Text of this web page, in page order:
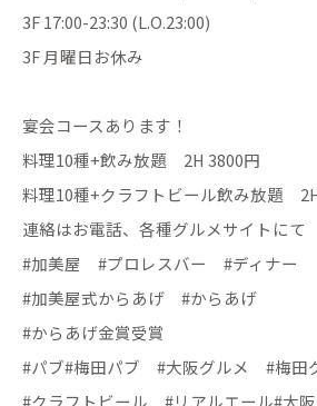
3F 17:00-23:30 (L.O.23:00)
3F 月曜日お休み
宴会コースあります！
料理10種+飲み放題 2H 3800円
料理10種+クラフトビール飲み放題
連絡はお電話、各種グルメサイトにて
#加美屋 #プロレスバー #ディナー
#加美屋式からあげ #からあげ
#からあげ金賞受賞
#パブ#梅田パブ #大阪グルメ #梅田
#クラフトビール #リアルエール#大